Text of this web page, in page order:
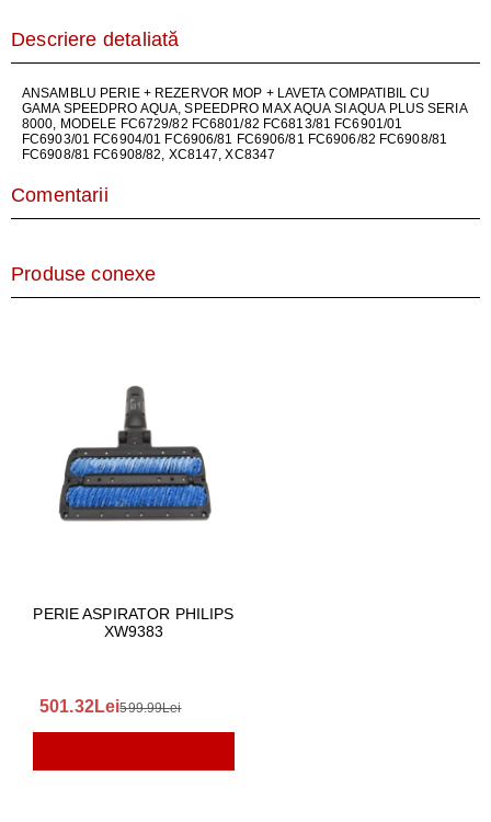
Descriere detaliată
ANSAMBLU PERIE + REZERVOR MOP + LAVETA COMPATIBIL CU
GAMA SPEEDPRO AQUA, SPEEDPRO MAX AQUA SI AQUA PLUS SERIA
8000, MODELE FC6729/82 FC6801/82 FC6813/81 FC6901/01
FC6903/01 FC6904/01 FC6906/81 FC6906/81 FC6906/82 FC6908/81
FC6908/81 FC6908/82, XC8147, XC8347
Comentarii
Produse conexe
PERIE ASPIRATOR PHILIPS
XW9383
501.32Lei599.99Lei